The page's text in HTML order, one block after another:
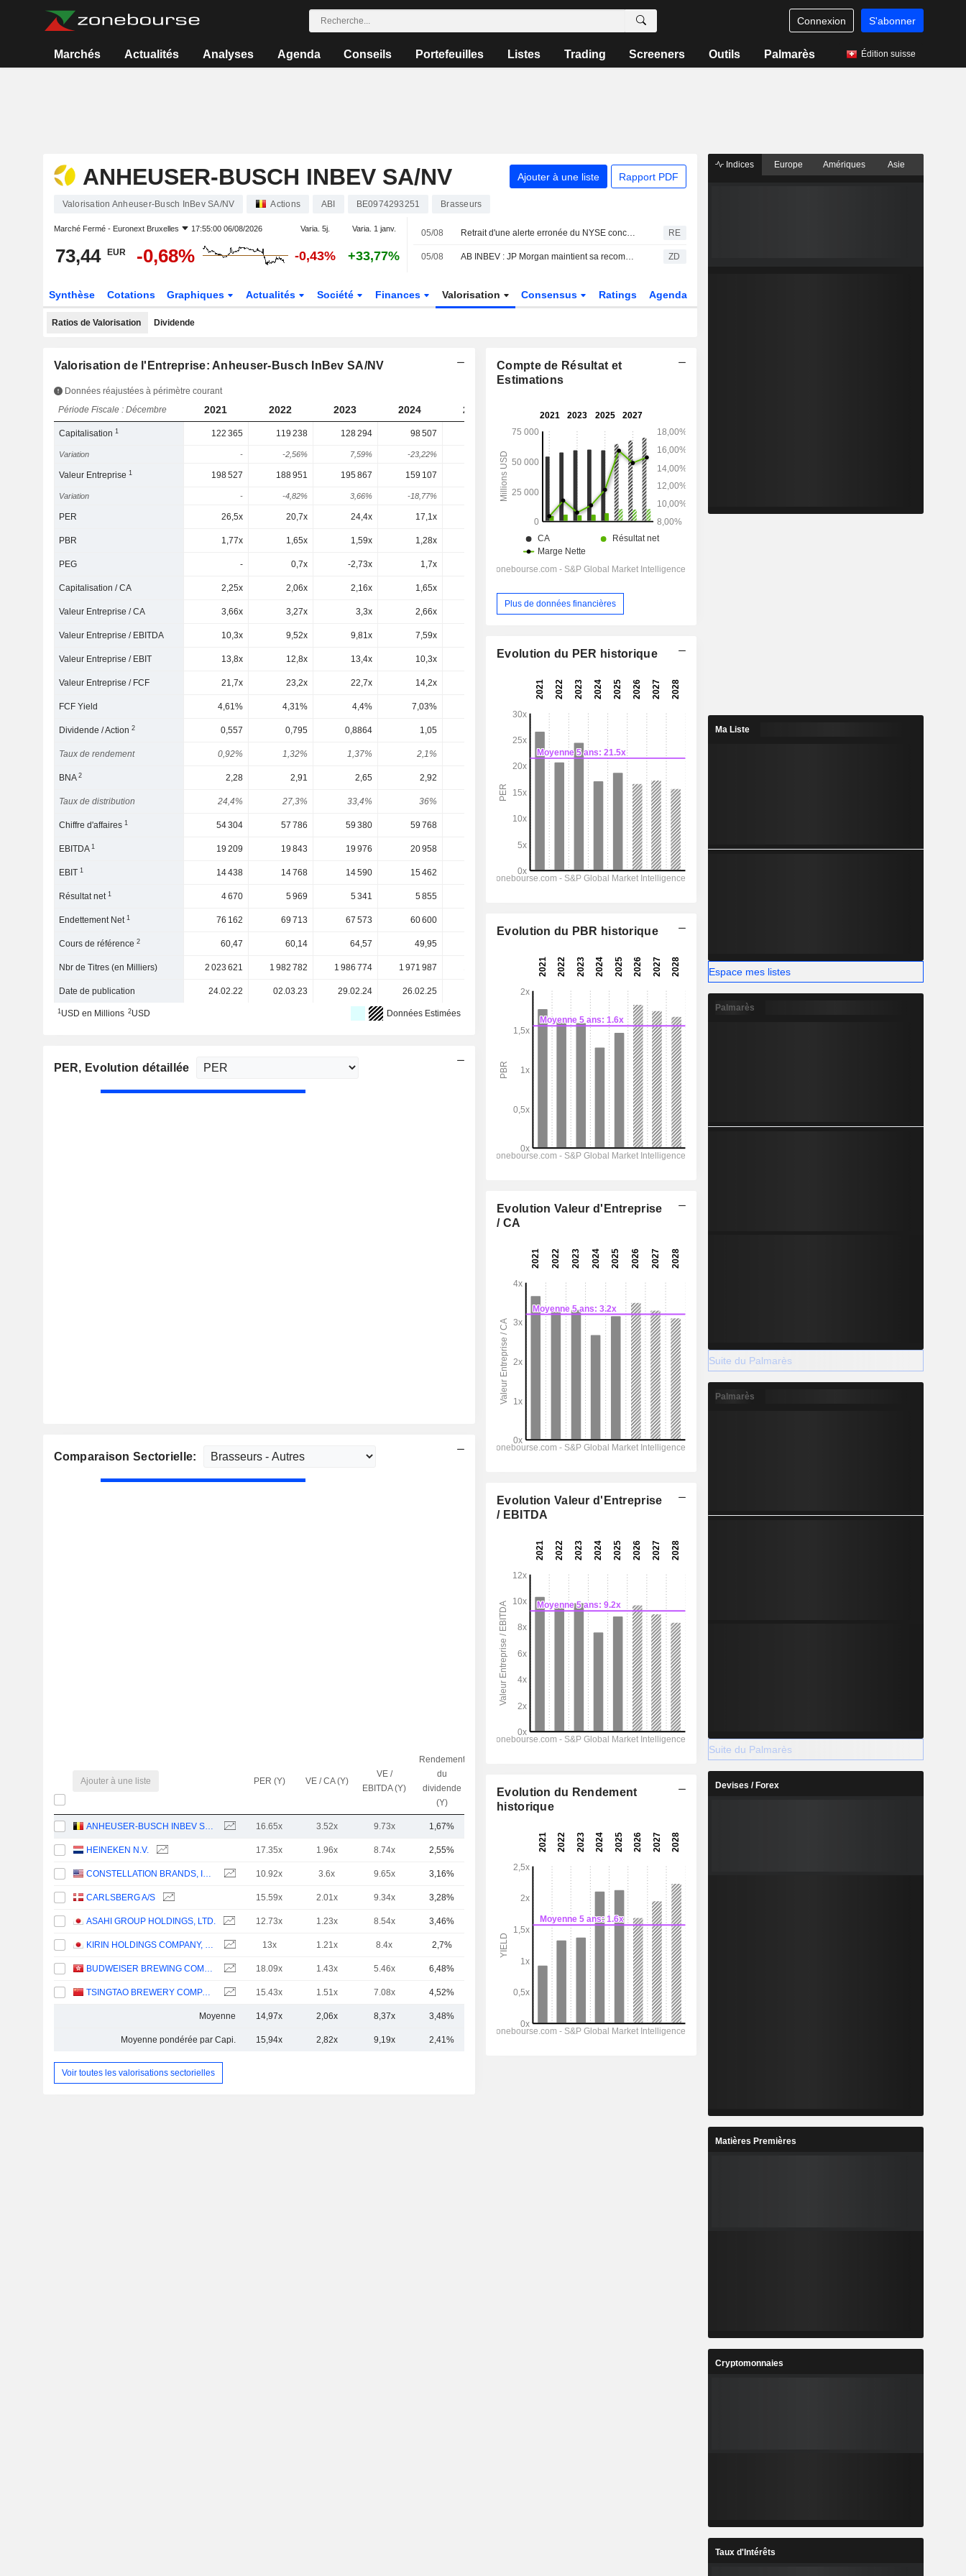
Connexion S'abonner
Marchés Actualités Analyses Agenda Conseils Portefeuilles Listes Trading Screeners Outils Palmarès Édition suisse
ANHEUSER-BUSCH INBEV SA/NV Ajouter à une liste Rapport PDF
Valorisation Anheuser-Busch InBev SA/NV Actions ABI BE0974293251 Brasseurs
Marché Fermé - Euronext Bruxelles 17:55:00 06/08/2026 Varia. 5j. Varia. 1 janv.
73,44 EUR -0,68% -0,43% +33,77%
05/08 Retrait d'une alerte erronée du NYSE concernant plusieurs sociétés RE
05/08 AB INBEV : JP Morgan maintient sa recommandation à l'achat ZD
Synthèse Cotations Graphiques Actualités Société Finances Valorisation Consensus Ratings Agenda
Ratios de Valorisation Dividende
Valorisation de l'Entreprise: Anheuser-Busch InBev SA/NV
Données réajustées à périmètre courant
Période Fiscale : Décembre
2021 2022 2023 2024 2025 2026 2027
Capitalisation1 122 365 119 238 128 294 98 507 166 849
Variation - -2,56% 7,59% -23,22% 27,77% 32,56% -
Valeur Entreprise1 198 527 188 951 195 867 159 107 221 223 215 746
Variation - -4,82% 3,66% -18,77% 17,38% -2,11%
PER 26,5x 20,7x 24,4x 17,1x 16,5x 17,2x 15,6x
PBR 1,77x 1,65x 1,59x 1,28x 1,82x 1,74x
PEG - 0,7x -2,73x 1,7x 0,3x -4,49x
Capitalisation / CA 2,25x 2,06x 2,16x 1,65x
Valeur Entreprise / CA 3,66x 3,27x 3,3x 2,66x 3,15x 3,49x 3,29x
Valeur Entreprise / EBITDA 10,3x 9,52x 9,81x 7,59x
Valeur Entreprise / EBIT 13,8x 12,8x 13,4x 10,3x 11,8x 12,7x 11,6x
Valeur Entreprise / FCF 21,7x 23,2x 22,7x 14,2x 17,1x 16,4x 15,1x
FCF Yield 4,61% 4,31% 4,4% 7,03%
Dividende / Action2 0,557 0,795 0,8864 1,05 1,424 1,641
Taux de rendement 0,92% 1,32% 1,37% 2,1% 1,68% 1,94%
BNA2 2,28 2,91 2,65 2,92 5,127 4,931
Taux de distribution 24,4% 27,3% 33,4% 36% 39,6% 27,8% 33,3% 34,7%
Chiffre d'affaires1 54 304 57 786 59 380 59 768 64 669 67 249 69 865
EBITDA1 19 209 19 843 19 976 20 958 23 366 24 672 25 924
EBIT1 14 438 14 768 14 590 15 462 17 841 19 002 20 137
Résultat net1 4 670 5 969 5 341 5 855
Endettement Net1 76 162 69 713 67 573 60 600
Cours de référence2 60,47 60,14 64,57 49,95
Nbr de Titres (en Milliers) 2 023 621 1 982 782 1 986 774 1 971 987 1 971 565
Date de publication 24.02.22 02.03.23 29.02.24 26.02.25 -
1USD en Millions 2USD Données Estimées
PER, Evolution détaillée
Comparaison Sectorielle:
Ajouter à une liste PER (Y) VE / CA (Y)
VE /
EBITDA (Y)
Rendement
du
dividende
(Y)
ANHEUSER-BUSCH INBEV SA/NV 16.65x 3.52x 9.73x 1,67%
HEINEKEN N.V. 17.35x 1.96x 8.74x 2,55%
CONSTELLATION BRANDS, INC. 10.92x 3.6x 9.65x 3,16% 22,31 Md
CARLSBERG A/S 15.59x 2.01x 9.34x 3,28% 20,36 Md
ASAHI GROUP HOLDINGS, LTD. 12.73x 1.23x 8.54x 3,46%
KIRIN HOLDINGS COMPANY, LIMITED 13x 1.21x 8.4x 2,7% 14,35 Md
BUDWEISER BREWING COMPANY APAC LIMITED 18.09x 1.43x 5.46x 6,48%
TSINGTAO BREWERY COMPANY LIMITED 15.43x 1.51x 7.08x 4,52% 9,42 Md
Moyenne 14,97x 2,06x 8,37x 3,48%
Moyenne pondérée par Capi. 15,94x 2,82x 9,19x 2,41%
Voir toutes les valorisations sectorielles
Compte de Résultat et
Estimations
Plus de données financières
Evolution du PER historique
Evolution du PBR historique
Evolution Valeur d'Entreprise
/ CA
Evolution Valeur d'Entreprise
/ EBITDA
Evolution du Rendement
historique
Indices Europe Amériques Asie
Ma Liste
Espace mes listes
Palmarès
Suite du Palmarès
Palmarès
Suite du Palmarès
Devises / Forex
Matières Premières
Cryptomonnaies
Taux d'Intérêts